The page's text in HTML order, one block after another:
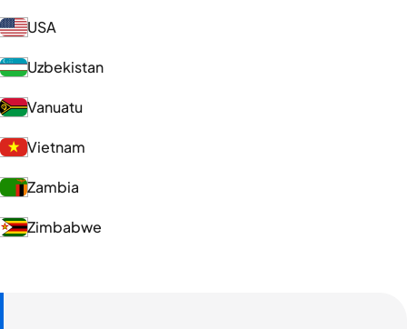
USA
Uzbekistan
Vanuatu
Vietnam
Zambia
Zimbabwe